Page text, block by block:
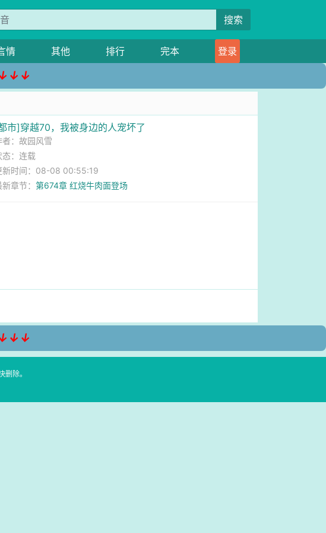
搜索
情 其他 排行 完本 登录
市]穿越70，我被身边的人宠坏了
： 故园风雪
态：连载
新时间：08-08 00:55:19
章节： 第674章 红烧牛肉面登场
除。